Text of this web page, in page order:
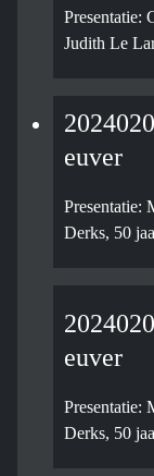
Presentatie:
Judith Le
euver
Presentatie:
Derks, 50
euver
Presentatie:
Derks, 50